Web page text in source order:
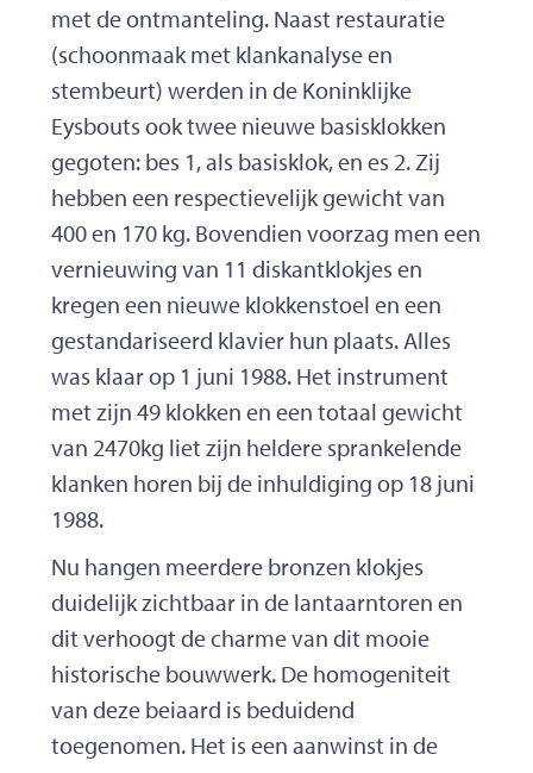
met de ontmanteling. Naast restauratie
(schoonmaak met klankanalyse en
stembeurt) werden in de Koninklijke
Eysbouts ook twee nieuwe basisklokken
gegoten: bes 1, als basisklok, en es 2. Zij
hebben een respectievelijk gewicht van
400 en 170 kg. Bovendien voorzag men een
vernieuwing van 11 diskantklokjes en
kregen een nieuwe klokkenstoel en een
gestandariseerd klavier hun plaats. Alles
was klaar op 1 juni 1988. Het instrument
met zijn 49 klokken en een totaal gewicht
van 2470kg liet zijn heldere sprankelende
klanken horen bij de inhuldiging op 18 juni
1988.
Nu hangen meerdere bronzen klokjes
duidelijk zichtbaar in de lantaarntoren en
dit verhoogt de charme van dit mooie
historische bouwwerk. De homogeniteit
van deze beiaard is beduidend
toegenomen. Het is een aanwinst in de